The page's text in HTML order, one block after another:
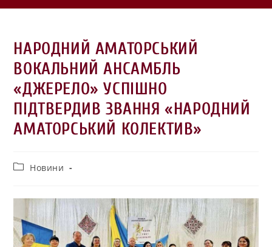
НАРОДНИЙ АМАТОРСЬКИЙ
ВОКАЛЬНИЙ АНСАМБЛЬ
«ДЖЕРЕЛО» УСПІШНО
ПІДТВЕРДИВ ЗВАННЯ «НАРОДНИЙ
АМАТОРСЬКИЙ КОЛЕКТИВ»
Новини